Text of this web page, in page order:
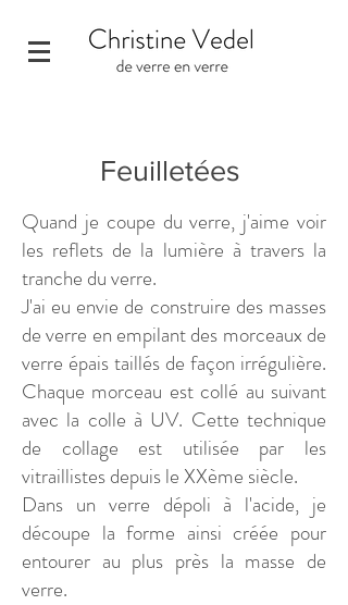
Feuilletées
Quand je coupe du verre, j'aime voir
les reflets de la lumière à travers la
tranche du verre.
J'ai eu envie de construire des masses
de verre en empilant des morceaux de
verre épais taillés de façon irrégulière.
Chaque morceau est collé au suivant
avec la colle à UV. Cette technique
de collage est utilisée par les
vitraillistes depuis le XXème siècle.
Dans un verre dépoli à l'acide, je
découpe la forme ainsi créée pour
entourer au plus près la masse de
verre.